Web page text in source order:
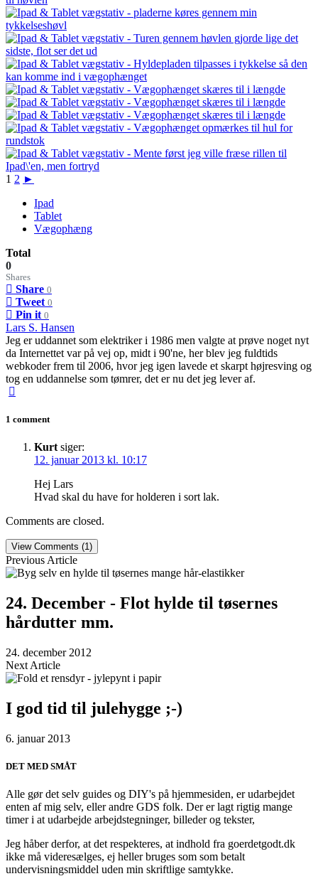
1 2 ►
Ipad
Tablet
Vægophæng
Total
0
Shares
Share 0
Tweet 0
Pin it 0
Lars S. Hansen
Jeg er uddannet som elektriker i 1986 men valgte at prøve noget nyt
da Internettet var på vej op, midt i 90'ne, her blev jeg fuldtids
webkoder frem til 2006, hvor jeg igen lavede et skarpt højresving og
tog en uddannelse som tømrer, det er nu det jeg lever af.
1 comment
Kurt siger:
12. januar 2013 kl. 10:17
Hej Lars
Hvad skal du have for holderen i sort lak.
Comments are closed.
View Comments (1)
Previous Article
24. December - Flot hylde til tøsernes
hårdutter mm.
24. december 2012
Next Article
I god tid til julehygge ;-)
6. januar 2013
DET MED SMÅT
Alle gør det selv guides og DIY's på hjemmesiden, er udarbejdet
enten af mig selv, eller andre GDS folk. Der er lagt rigtig mange
timer i at udarbejde arbejdstegninger, billeder og tekster,
Jeg håber derfor, at det respekteres, at indhold fra goerdetgodt.dk
ikke må videresælges, ej heller bruges som som betalt
undervisningsmiddel uden min skriftlige samtykke.